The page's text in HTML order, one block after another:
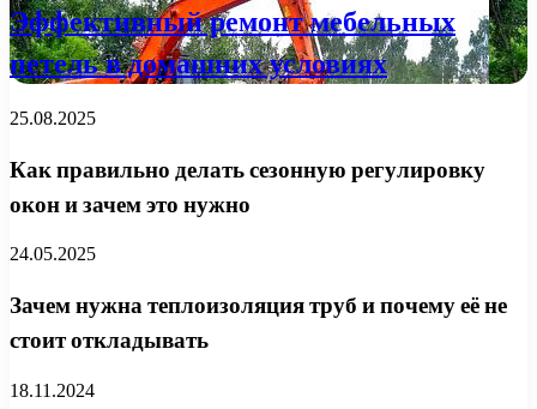
Эффективный ремонт мебельных
петель в домашних условиях
25.08.2025
Как правильно делать сезонную регулировку
окон и зачем это нужно
24.05.2025
Зачем нужна теплоизоляция труб и почему её не
стоит откладывать
18.11.2024